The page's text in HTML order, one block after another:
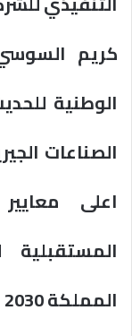
كريم
الوطنية
الصناعات
اعلى
المملكة 2030